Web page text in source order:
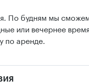
По будням мы
или вечернее
по аренде.